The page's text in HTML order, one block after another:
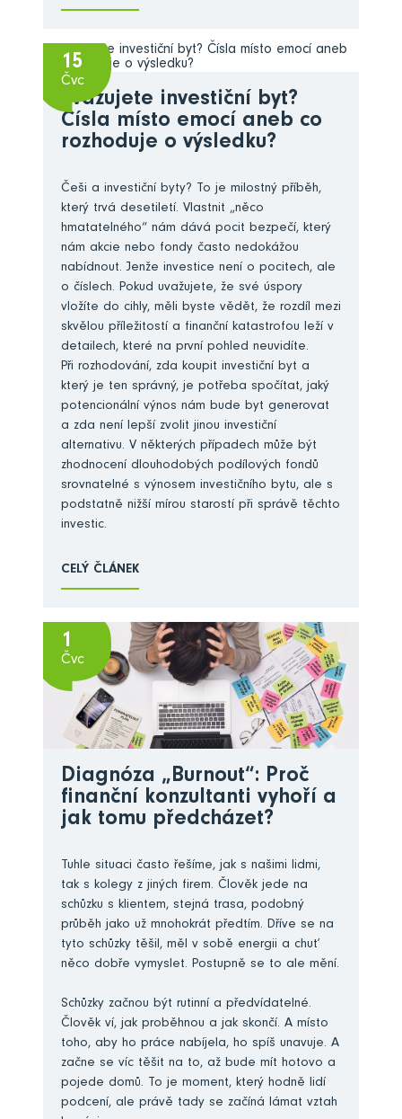
15
Čvc
Zvažujete investiční byt?
Čísla místo emocí aneb co
rozhoduje o výsledku?
Češi a investiční byty? To je milostný příběh,
který trvá desetiletí. Vlastnit „něco
hmatatelného“ nám dává pocit bezpečí, který
nám akcie nebo fondy často nedokážou
nabídnout. Jenže investice není o pocitech, ale
o číslech. Pokud uvažujete, že své úspory
vložíte do cihly, měli byste vědět, že rozdíl mezi
skvělou příležitostí a finanční katastrofou leží v
detailech, které na první pohled neuvidíte.
Při rozhodování, zda koupit investiční byt a
který je ten správný, je potřeba spočítat, jaký
potencionální výnos nám bude byt generovat
a zda není lepší zvolit jinou investiční
alternativu. V některých případech může být
zhodnocení dlouhodobých podílových fondů
srovnatelné s výnosem investičního bytu, ale s
podstatně nižší mírou starostí při správě těchto
investic.
CELÝ ČLÁNEK
1
Čvc
Diagnóza „Burnout“: Proč
finanční konzultanti vyhoří a
jak tomu předcházet?
Tuhle situaci často řešíme, jak s našimi lidmi,
tak s kolegy z jiných firem. Člověk jede na
schůzku s klientem, stejná trasa, podobný
průběh jako už mnohokrát předtím. Dříve se na
tyto schůzky těšil, měl v sobě energii a chuť
něco dobře vymyslet. Postupně se to ale mění.
Schůzky začnou být rutinní a předvídatelné.
Člověk ví, jak proběhnou a jak skončí. A místo
toho, aby ho práce nabíjela, ho spíš unavuje. A
začne se víc těšit na to, až bude mít hotovo a
pojede domů. To je moment, který hodně lidí
podcení, ale právě tady se začíná lámat vztah